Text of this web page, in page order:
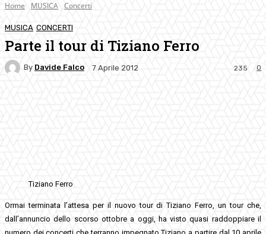
Home MUSICA Concerti
MUSICA CONCERTI
Parte il tour di Tiziano Ferro
By Davide Falco 7 Aprile 2012 0
235
Tiziano Ferro
Ormai terminata l’attesa per il nuovo tour di Tiziano Ferro, un tour che,
dall’annuncio dello scorso ottobre a oggi, ha visto quasi raddoppiare il